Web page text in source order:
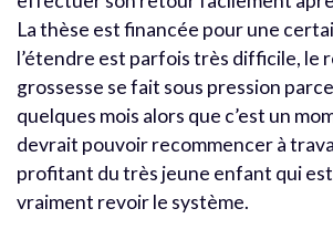
La thèse est financée pour une
l’étendre est parfois très difficile, le
grossesse se fait sous pression parce
quelques mois alors que c’est un
devrait pouvoir recommencer à
profitant du très jeune enfant qui
vraiment revoir le système.